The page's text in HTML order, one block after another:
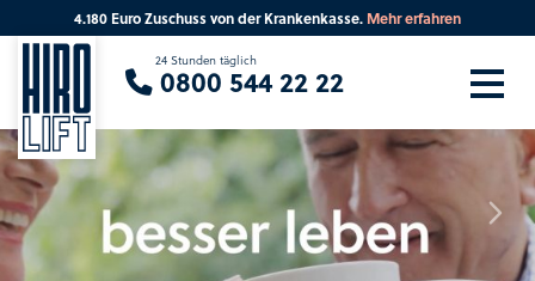
4.180 Euro Zuschuss von der Krankenkasse. Mehr erfahren
24 Stunden täglich
0800 544 22 22
Sie suchen eine Beratung vor Ort?
Ihre PLZ Beratung